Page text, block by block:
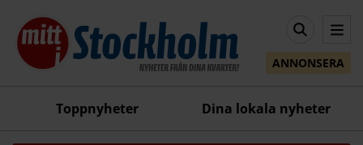
ANNONSERA
Toppnyheter Dina lokala nyheter